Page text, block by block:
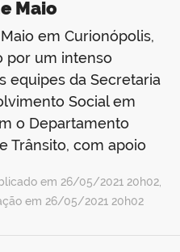
Maio
em Curionópolis,
por um intenso
equipes da Secretaria
Social em
o Departamento
Trânsito, com apoio
em 26/05/2021 20h02,
em 26/05/2021 20h02